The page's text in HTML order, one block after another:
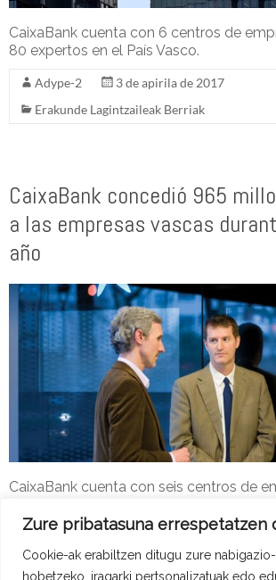
Zure pribatasuna errespetatzen
Cookie-ak erabiltzen ditugu zure
hobetzeko, iragarki pertsonalizatuak edo
CaixaBank cuenta con 6 centros de
80 expertos en el País Vasco.
Adype-2
3 de apirila de 2017
Erakunde Lagintzaileak Berriak
CaixaBank concedió 965
a las empresas vascas
año
CaixaBank cuenta con seis centros de
Adype-2
14 de iraila de 2016
Erakunde Lagintzaileak Berriak